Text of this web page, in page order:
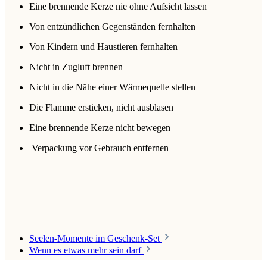
Eine brennende Kerze nie ohne Aufsicht lassen
Von entzündlichen Gegenständen fernhalten
Von Kindern und Haustieren fernhalten
Nicht in Zugluft brennen
Nicht in die Nähe einer Wärmequelle stellen
Die Flamme ersticken, nicht ausblasen
Eine brennende Kerze nicht bewegen
Verpackung vor Gebrauch entfernen
Seelen-Momente im Geschenk-Set
Wenn es etwas mehr sein darf